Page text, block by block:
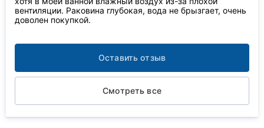
вентиляции. Раковина глубокая, вода не брызгает, очень
доволен покупкой.
Оставить отзыв
Смотреть все